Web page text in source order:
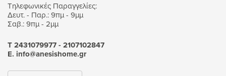
Τηλεφωνικές Παραγγελίες:
Δευτ. - Παρ.: 9πμ - 9μμ
Σαβ.: 9πμ - 2μμ
Τ 2431079977 - 2107102847
Ε. info@anesishome.gr